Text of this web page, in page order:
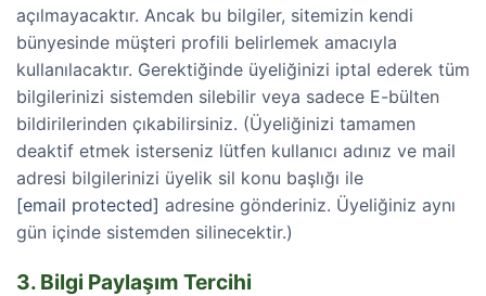
açılmayacaktır. Ancak bu bilgiler, sitemizin kendi
bünyesinde müşteri profili belirlemek amacıyla
kullanılacaktır. Gerektiğinde üyeliğinizi iptal ederek tüm
bilgilerinizi sistemden silebilir veya sadece E-bülten
bildirilerinden çıkabilirsiniz. (Üyeliğinizi tamamen
deaktif etmek isterseniz lütfen kullanıcı adınız ve mail
adresi bilgilerinizi üyelik sil konu başlığı ile
[email protected] adresine gönderiniz. Üyeliğiniz aynı
gün içinde sistemden silinecektir.)
3. Bilgi Paylaşım Tercihi